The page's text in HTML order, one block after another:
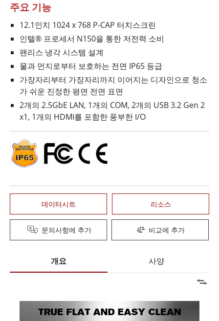
주요 기능
12.1인치 1024 x 768 P-CAP 터치스크린
인텔® 프로세서 N150을 통한 저전력 소비
팬리스 냉각 시스템 설계
물과 먼지로부터 보호하는 전면 IP65 등급
가장자리부터 가장자리까지 이어지는 디자인으로 청소
가 쉬운 진정한 평면 전면 표면
2개의 2.5GbE LAN, 1개의 COM, 2개의 USB 3.2 Gen 2
x1, 1개의 HDMI를 포함한 풍부한 I/O
데이터시트 리소스
문의사항에 추가 비교에 추가
개요 사양